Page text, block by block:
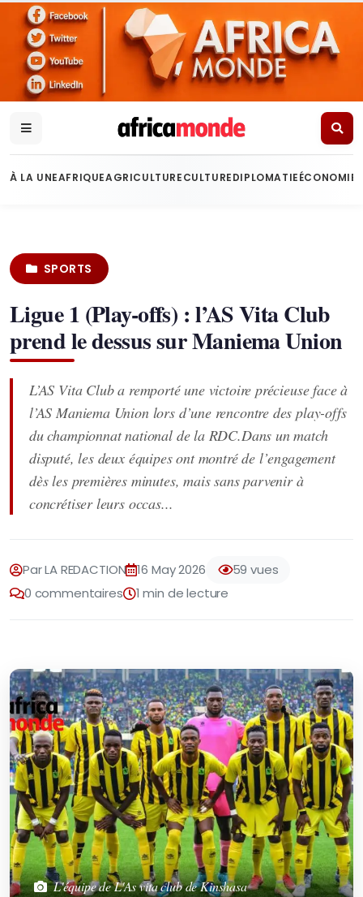
À LA UNEAFRIQUEAGRICULTURECULTUREDIPLOMATIEÉCONOMIE
SPORTS
Ligue 1 (Play-offs) : l’AS Vita Club
prend le dessus sur Maniema Union
L’AS Vita Club a remporté une victoire précieuse face à
l’AS Maniema Union lors d’une rencontre des play-offs
du championnat national de la RDC.Dans un match
disputé, les deux équipes ont montré de l’engagement
dès les premières minutes, mais sans parvenir à
concrétiser leurs occas...
Par LA REDACTION 16 May 2026
59 vues
0 commentaires
1 min de lecture
L'équipe de L'As vita club de Kinshasa